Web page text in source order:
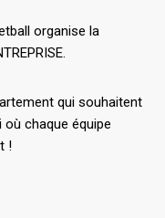
organise la
qui souhaitent
chaque équipe
!